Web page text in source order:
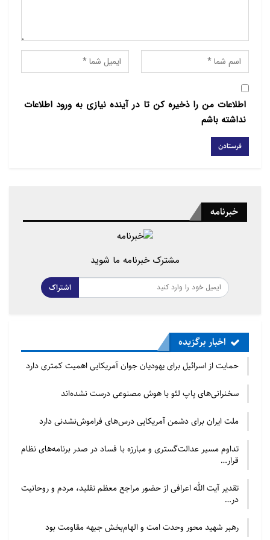
اطلاعات من را ذخیره کن تا در آینده نیازی به ورود اطلاعات
نداشته باشم
خبرنامه
مشترک خبرنامه ما شوید
اشتراک
اخبار برگزیده
حمایت از اسرائیل برای یهودیان جوان آمریکایی اهمیت کمتری دارد
سخنرانی‌های پاپ لئو با هوش مصنوعی درست نشده‌اند
ملت ایران برای دشمن آمریکایی درس‌های فراموش‌نشدنی دارد
تداوم مسیر عدالت‌گستری و مبارزه با فساد در صدر برنامه‌های نظام
قرار…
تقدیر آیت الله اعرافی از حضور مراجع معظم تقلید، مردم و روحانیت
در…
رهبر شهید محور وحدت امت و الهام‌بخش جبهه مقاومت بود